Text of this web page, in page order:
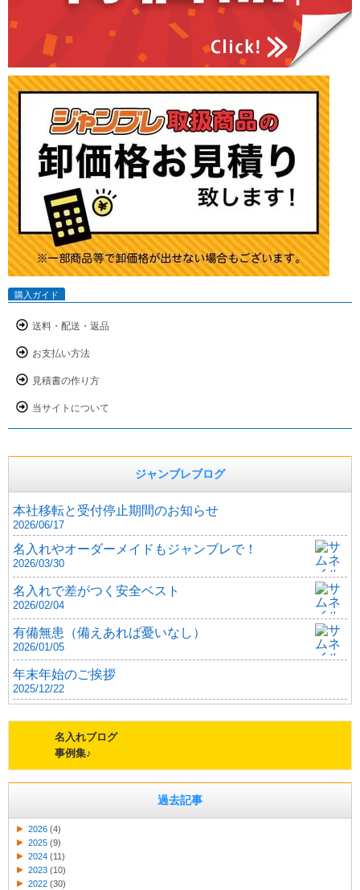
購入ガイド
送料・配送・返品
お支払い方法
見積書の作り方
当サイトについて
ジャンブレブログ
本社移転と受付停止期間のお知らせ
2026/06/17
名入れやオーダーメイドもジャンブレで！
2026/03/30
名入れで差がつく安全ベスト
2026/02/04
有備無患（備えあれば憂いなし）
2026/01/05
年末年始のご挨拶
2025/12/22
名入れブログ
事例集♪
過去記事
2026 (4)
2025 (9)
2024 (11)
2023 (10)
2022 (30)